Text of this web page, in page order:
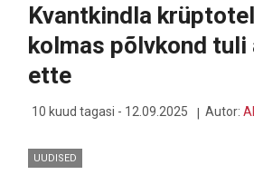
Kvantkindla
kolmas põlvkond tuli
ette
10 kuud tagasi - 12.09.2025 Autor:
UUDISED